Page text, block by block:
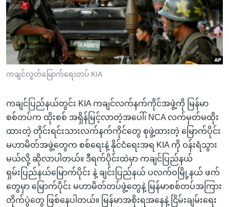
အ
ညွန်း
စာမျက်နှာ
သို့
ကျော်
ကြည့်
ရှာဖွေ
ရန်
နေရာ
သို့
ကျော်
ရန်
သုတပဒေသာ အင်္ဂလိပ်စာ
Learning English
ဗွီအိုအေ လူမှုကွန်ယက်များ
ဘာသာစကားများ
ကချင်လွတ်မြောက်ရေးတပ် KIA
ကချင်ပြည်နယ်တွင်း KIA ကချင်လက်နက်ကိုင်အဖွဲ့ကို မြန်မာ
စစ်တပ်က ထိုးစစ် အရှိန်မြင့်လာတဲ့အပေါ်၊ NCA လက်မှတ်မထိုး
ထားတဲ့ တိုင်းရင်းသားလက်နက်ကိုင်တွေ စုဖွဲ့ထားတဲ့ မြောက်ပိုင်း
မဟာမိတ်အဖွဲ့တွေက စစ်ရေးနဲ့ နိုင်ငံရေးအရ KIA ကို ဝန်းရံသွား
မယ်လို့ ဆိုလာပါတယ်။ ဒီရက်ပိုင်းထဲမှာ ကချင်ပြည်နယ်
ရှမ်းပြည်နယ်မြောက်ပိုင်း နဲ့ ချင်းပြည်နယ် ပလက်ဝမြို့နယ် ဖက်
တွေမှာ မြောက်ပိုင်း မဟာမိတ်တပ်ဖွဲ့တွေနဲ့ မြန်မာစစ်တပ်အကြား
တိုက်ပွဲတွေ ဖြစ်နေပါတယ်။ မြန်မာအစိုးရအနေနဲ့ ငြိမ်းချမ်းရေး